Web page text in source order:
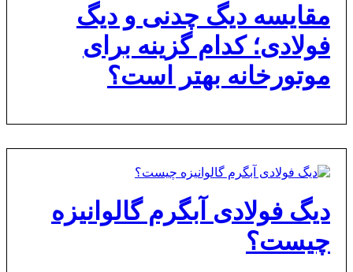
مقایسه دیگ چدنی و دیگ
فولادی؛ کدام گزینه برای
موتورخانه بهتر است؟
دیگ فولادی آبگرم گالوانیزه
چیست؟